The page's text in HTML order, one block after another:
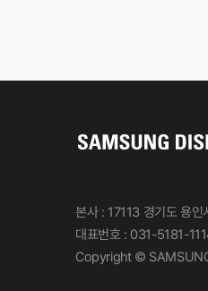
본사 : 17113 경기도 용인
대표번호 : 031-5181-
Copyright ©